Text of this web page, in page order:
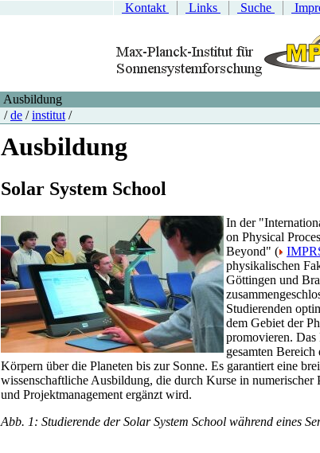
Kontakt Links Suche
Ausbildung
/de /institut /
Ausbildung
Solar System School
In der
on Physical
Beyond" (
physikalischen
Göttingen und
Studierenden
dem Gebiet der
promovieren. Das
gesamten Bereich
Körpern über die Planeten bis zur Sonne. Es garantiert eine
wissenschaftliche Ausbildung, die durch Kurse in numerischer
und Projektmanagement ergänzt wird.
Abb. 1: Studierende der Solar System School während eines